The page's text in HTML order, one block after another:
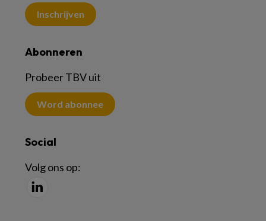
Inschrijven
Abonneren
Probeer TBV uit
Word abonnee
Social
Volg ons op: